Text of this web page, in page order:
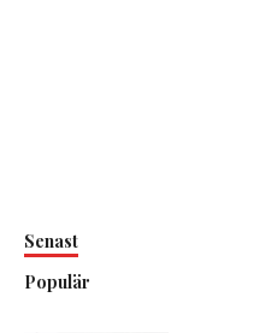
Senast
Populär